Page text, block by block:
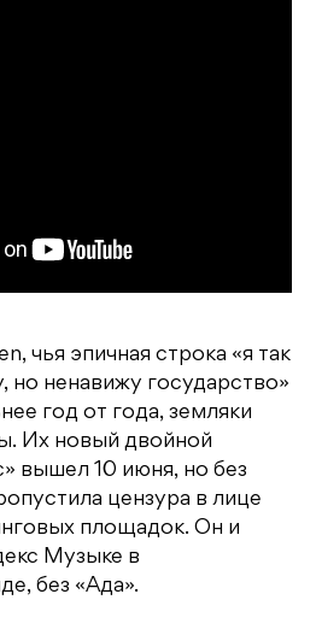
чья эпичная строка «я так
ненавижу государство»
год от года, земляки
Их новый двойной
вышел 10 июня, но без
цензура в лице
площадок. Он и
Музыке в
без «Ада».